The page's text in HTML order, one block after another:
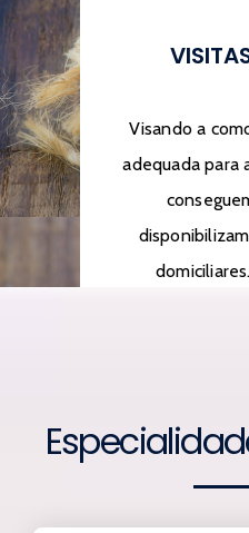
Visando a
adequada para